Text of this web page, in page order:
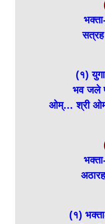
सत्रह
(१)
भव जले
ओम्… श्री
(१)